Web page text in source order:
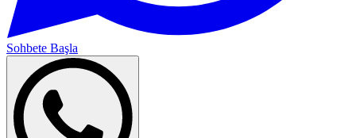
Sohbete Başla